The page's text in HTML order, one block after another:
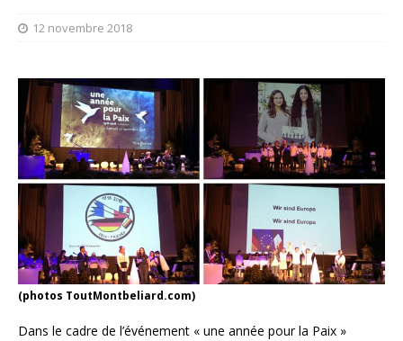
12 novembre 2018
(photos ToutMontbeliard.com)
Dans le cadre de l’événement « une année pour la Paix »